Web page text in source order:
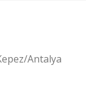
Antalya